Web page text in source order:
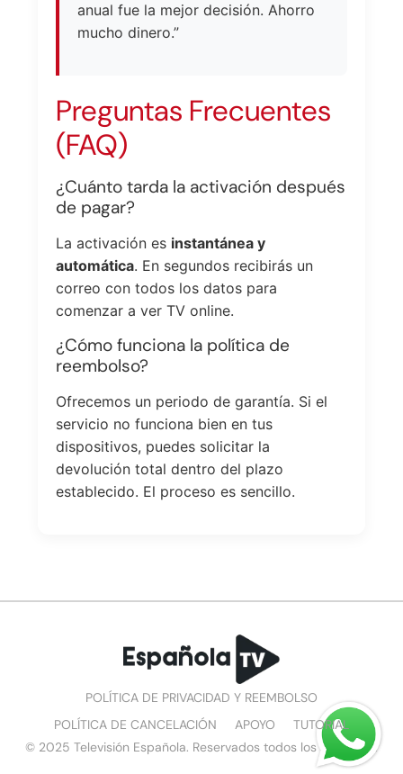
anual fue la mejor decisión. Ahorro
mucho dinero.”
Preguntas Frecuentes
(FAQ)
¿Cuánto tarda la activación después
de pagar?
La activación es instantánea y
automática. En segundos recibirás un
correo con todos los datos para
comenzar a ver TV online.
¿Cómo funciona la política de
reembolso?
Ofrecemos un periodo de garantía. Si el
servicio no funciona bien en tus
dispositivos, puedes solicitar la
devolución total dentro del plazo
establecido. El proceso es sencillo.
POLÍTICA DE PRIVACIDAD Y REEMBOLSO
POLÍTICA DE CANCELACIÓN
APOYO
TUTORIAL
© 2025 Televisión Española. Reservados todos los derechos.